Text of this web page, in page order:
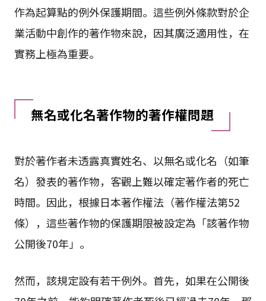
作為起算點的例外保護期間。這些例外條款對於企
業活動中創作的著作物來說，因其廣泛適用性，在
實務上極為重要。
無名或化名著作物的著作權問題
對於著作者未透露真實姓名、以無名或化名（如筆
名）發表的著作物，客觀上難以確定著作者的死亡
時間。因此，根據日本著作權法（著作權法第52
條），這些著作物的保護期限被設定為「該著作物
公開後70年」。
然而，該規定設有若干例外。首先，如果在公開後